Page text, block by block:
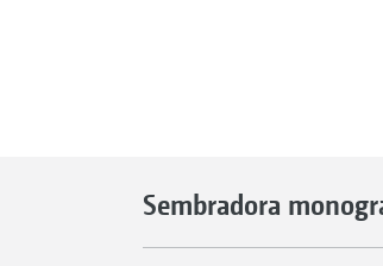
Sembradora